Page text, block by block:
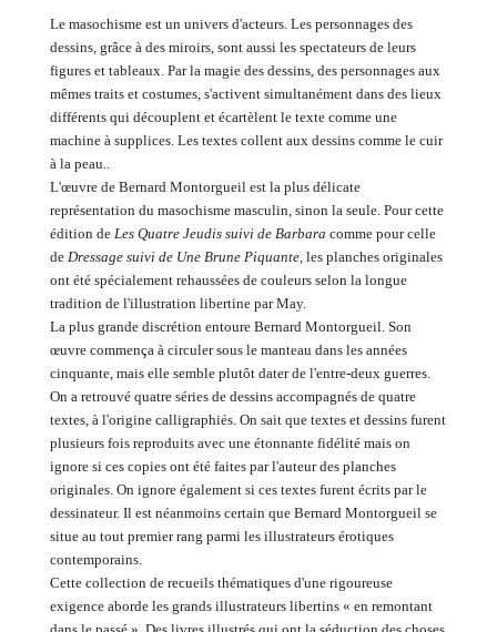
Le masochisme est un univers d'acteurs. Les personnages des
dessins, grâce à des miroirs, sont aussi les spectateurs de leurs
figures et tableaux. Par la magie des dessins, des personnages aux
mêmes traits et costumes, s'activent simultanément dans des lieux
différents qui découplent et écartèlent le texte comme une
machine à supplices. Les textes collent aux dessins comme le cuir
à la peau..
L'œuvre de Bernard Montorgueil est la plus délicate
représentation du masochisme masculin, sinon la seule. Pour cette
édition de Les Quatre Jeudis suivi de Barbara comme pour celle
de Dressage suivi de Une Brune Piquante, les planches originales
ont été spécialement rehaussées de couleurs selon la longue
tradition de l'illustration libertine par May.
La plus grande discrétion entoure Bernard Montorgueil. Son
œuvre commença à circuler sous le manteau dans les années
cinquante, mais elle semble plutôt dater de l'entre-deux guerres.
On a retrouvé quatre séries de dessins accompagnés de quatre
textes, à l'origine calligraphiés. On sait que textes et dessins furent
plusieurs fois reproduits avec une étonnante fidélité mais on
ignore si ces copies ont été faites par l'auteur des planches
originales. On ignore également si ces textes furent écrits par le
dessinateur. Il est néanmoins certain que Bernard Montorgueil se
situe au tout premier rang parmi les illustrateurs érotiques
contemporains.
Cette collection de recueils thématiques d'une rigoureuse
exigence aborde les grands illustrateurs libertins « en remontant